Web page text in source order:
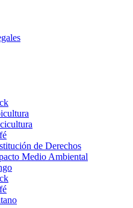
de Derechos
Medio Ambiental